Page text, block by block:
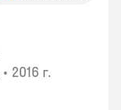
• 2016 г.